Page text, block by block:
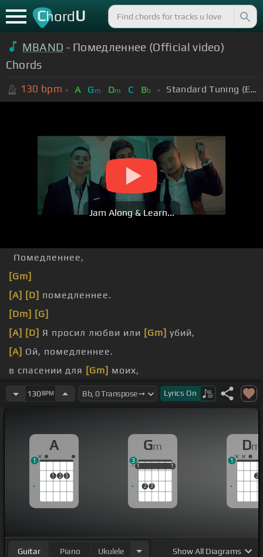
ChordU
MBAND - Помедленнее (Official video)
Chords
130 bpm A Gm Dm C Bb Standard Tuning (EADGBE)
Jam Along & Learn...
Помедленнее,
[Gm]
[A] [D] помедленнее.
[Dm] [G]
[A] [D] Я просил любви или [Gm] убий,
[A] Ой, помедленнее.
в спасении для [Gm] моих,
Не жаль.
130BPM Lyrics On
A
1 2 3
1
Gm
1
2 3
1
1 1
3
Dm
2
1
Guitar Piano Ukulele ShowAll Diagrams